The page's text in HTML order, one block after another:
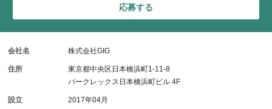
応募する
会社名 株式会社GIG
住所
東京都中央区日本橋浜町1-11-8
パークレックス日本橋浜町ビル 4F
設立 2017年04月